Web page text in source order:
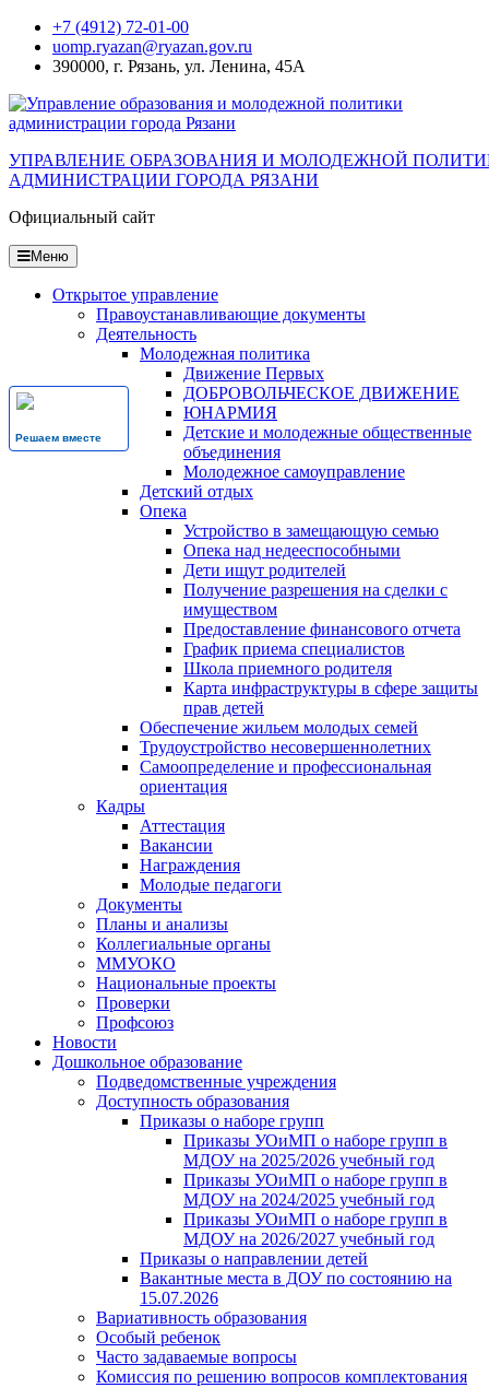
Перейти
содержанию
+7 (4912) 72-01-00
uomp.ryazan@ryazan.gov.ru
390000, г. Рязань, ул. Ленина, 45А
Решаем вместе
УПРАВЛЕНИЕ ОБРАЗОВАНИЯ И МОЛОДЕЖНОЙ
АДМИНИСТРАЦИИ ГОРОДА РЯЗАНИ
Официальный сайт
Меню
Открытое управление
Правоустанавливающие документы
Деятельность
Молодежная политика
Движение Первых
ДОБРОВОЛЬЧЕСКОЕ ДВИЖЕНИЕ
ЮНАРМИЯ
Детские и молодежные общественные
объединения
Молодежное самоуправление
Детский отдых
Опека
Устройство в замещающую семью
Опека над недееспособными
Дети ищут родителей
Получение разрешения на сделки с
имуществом
Предоставление финансового отчета
График приема специалистов
Школа приемного родителя
Карта инфраструктуры в сфере защиты
прав детей
Обеспечение жильем молодых семей
Трудоустройство несовершеннолетних
Самоопределение и профессиональная
ориентация
Кадры
Аттестация
Вакансии
Награждения
Молодые педагоги
Документы
Планы и анализы
Коллегиальные органы
ММУОКО
Национальные проекты
Проверки
Профсоюз
Новости
Дошкольное образование
Подведомственные учреждения
Доступность образования
Приказы о наборе групп
Приказы УОиМП о наборе групп в
МДОУ на 2025/2026 учебный год
Приказы УОиМП о наборе групп в
МДОУ на 2024/2025 учебный год
Приказы УОиМП о наборе групп в
МДОУ на 2026/2027 учебный год
Приказы о направлении детей
Вакантные места в ДОУ по состоянию на
15.07.2026
Вариативность образования
Особый ребенок
Часто задаваемые вопросы
Комиссия по решению вопросов комплектования